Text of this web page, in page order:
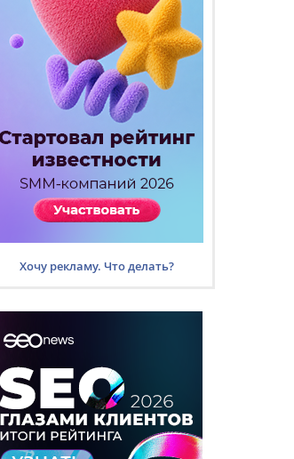
Хочу рекламу. Что делать?